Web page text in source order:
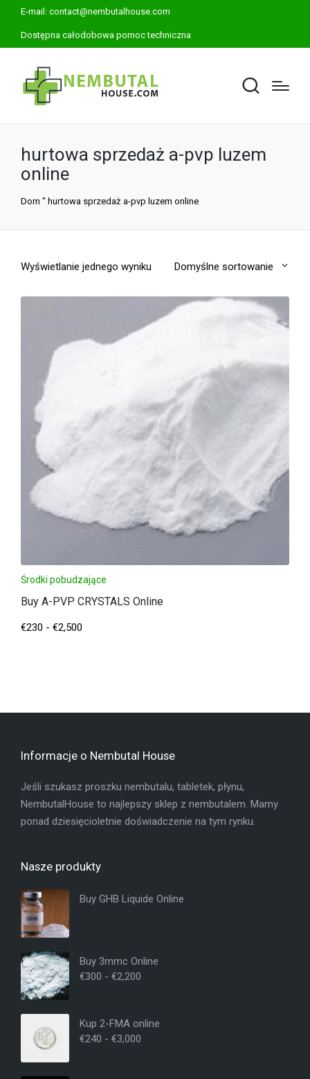
E-mail: contact@nembutalhouse.com
Dostępna całodobowa pomoc techniczna
hurtowa sprzedaż a-pvp luzem
online
Dom " hurtowa sprzedaż a-pvp luzem online
Wyświetlanie jednego wyniku Domyślne sortowanie
Środki pobudzające
Buy A-PVP CRYSTALS Online
€230 - €2,500
Informacje o Nembutal House
Jeśli szukasz proszku nembutalu, tabletek, płynu,
NembutalHouse to najlepszy sklep z nembutalem. Mamy
ponad dziesięcioletnie doświadczenie na tym rynku.
Nasze produkty
Buy GHB Liquide Online
Buy 3mmc Online
€300 - €2,200
Kup 2-FMA online
€240 - €3,000